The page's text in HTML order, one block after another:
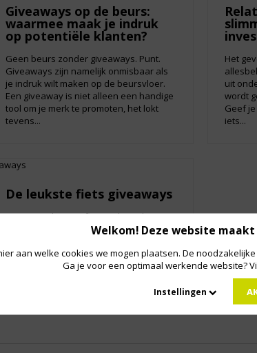
Giveaways op de beurs:
waarmee maak je indruk
op potentiële klanten?
Geen beurs zonder giveaways. Punt.
Giveaways zijn namelijk onmisbaar als
je indruk wilt maken op de beursvloer.
Een giveaway is niet alleen een handige
tool om je merk te promoten, het lokt
tevens...
Het
uit
wordt
Geef
iets...
De leukste fiets giveaways
Met 35.000 km aan fietspaden is het niet
verwonderlijk dat Nederland een
leeftijd wordt het fietsen vrijwel elke
Nederlander snel aangeleerd. In ons
Welkom! Deze website
aan welke cookies we mogen plaatsen. De
Ga je voor een optimaal werkende website?
Instellingen